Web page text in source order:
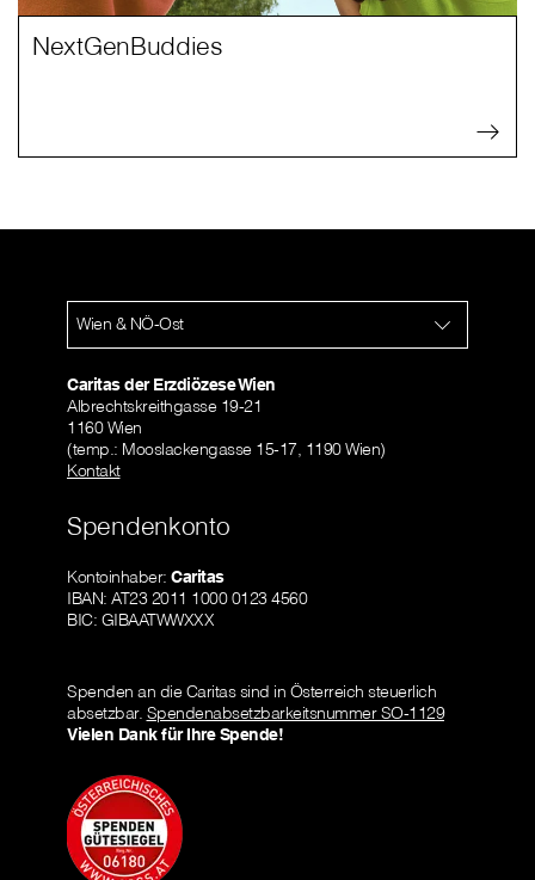
NextGenBuddies
Wien & NÖ-Ost
Caritas der Erzdiözese Wien
Albrechtskreithgasse 19-21
1160 Wien
(temp.: Mooslackengasse 15-17, 1190 Wien)
Kontakt
Spendenkonto
Kontoinhaber: Caritas
IBAN: AT23 2011 1000 0123 4560
BIC: GIBAATWWXXX
Spenden an die Caritas sind in Österreich steuerlich
absetzbar. Spendenabsetzbarkeitsnummer SO-1129
Vielen Dank für Ihre Spende!